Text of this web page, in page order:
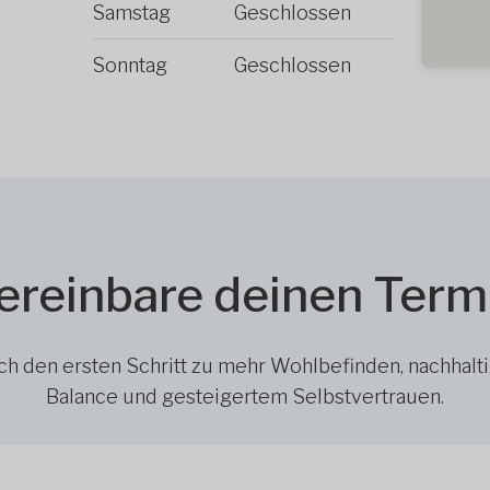
Samstag Geschlossen
Sonntag Geschlossen
deinen
den ersten Schritt zu mehr Wohlbefinden,
Balance und gesteigertem Selbstvertrauen.